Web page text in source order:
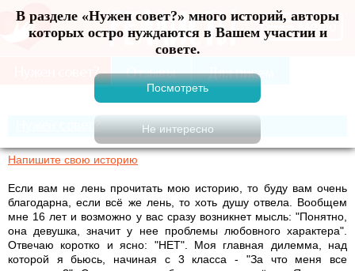
В разделе «Нужен совет?» много историй, авторы
которых остро нуждаются в Вашем участии и
совете.
Меню
Нужен совет?
Напишите свою историю
Если вам не лень прочитать мою историю, то буду вам очень
благодарна, если всё же лень, то хоть душу отвела. Вообщем
мне 16 лет и возможно у вас сразу возникнет мысль: "Понятно,
она девушка, значит у нее проблемы любовного характера".
Отвечаю коротко и ясно: "НЕТ". Моя главная дилемма, над
которой я бьюсь, начиная с 3 класса - "За что меня все